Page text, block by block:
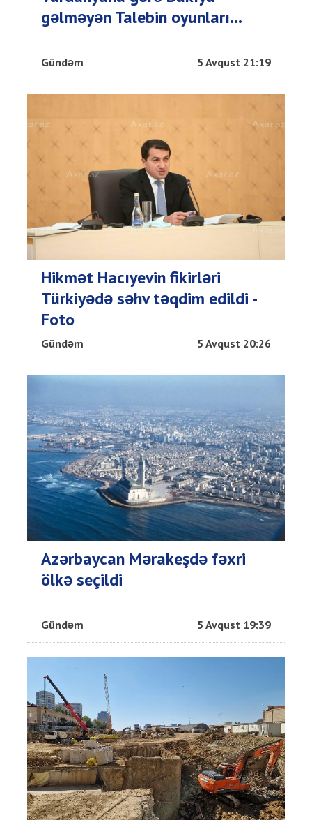
gəlməyən Talebin oyunları...
Gündəm 5 Avqust 21:19
Hikmət Hacıyevin fikirləri
Türkiyədə səhv təqdim edildi -
Foto
Gündəm 5 Avqust 20:26
Azərbaycan Mərakeşdə fəxri
ölkə seçildi
Gündəm 5 Avqust 19:39